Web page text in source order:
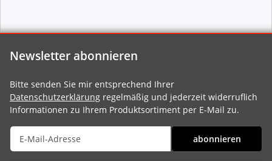
Newsletter abonnieren
Bitte senden Sie mir entsprechend Ihrer
Datenschutzerklärung regelmäßig und jederzeit widerruflich
Informationen zu Ihrem Produktsortiment per E-Mail zu.
abonnieren